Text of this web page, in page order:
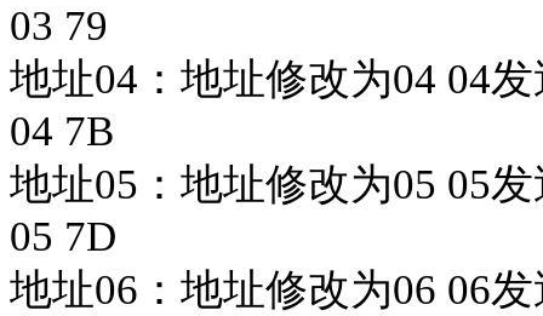
03 79
地址04： 地址修改为04 04
04 7B
地址05： 地址修改为05 05
05 7D
地址06： 地址修改为06 06